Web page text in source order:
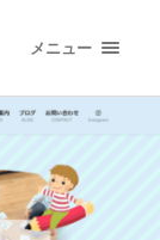
メニュー